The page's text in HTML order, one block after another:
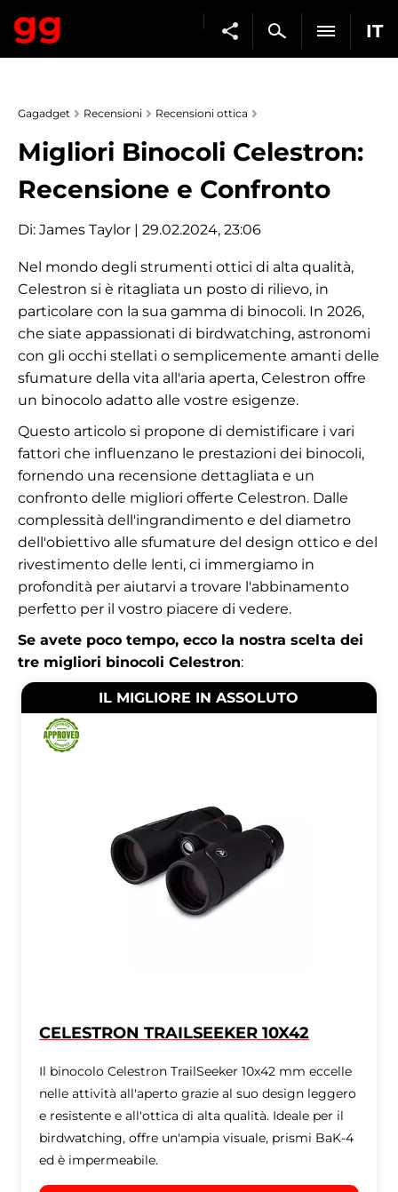
IT
Gagadget Recensioni Recensioni ottica
Migliori Binocoli Celestron:
Recensione e Confronto
Di: James Taylor | 29.02.2024, 23:06
Nel mondo degli strumenti ottici di alta qualità,
Celestron si è ritagliata un posto di rilievo, in
particolare con la sua gamma di binocoli. In 2026,
che siate appassionati di birdwatching, astronomi
con gli occhi stellati o semplicemente amanti delle
sfumature della vita all'aria aperta, Celestron offre
un binocolo adatto alle vostre esigenze.
Questo articolo si propone di demistificare i vari
fattori che influenzano le prestazioni dei binocoli,
fornendo una recensione dettagliata e un
confronto delle migliori offerte Celestron. Dalle
complessità dell'ingrandimento e del diametro
dell'obiettivo alle sfumature del design ottico e del
rivestimento delle lenti, ci immergiamo in
profondità per aiutarvi a trovare l'abbinamento
perfetto per il vostro piacere di vedere.
Se avete poco tempo, ecco la nostra scelta dei
tre migliori binocoli Celestron:
IL MIGLIORE IN ASSOLUTO
CELESTRON TRAILSEEKER 10X42
Il binocolo Celestron TrailSeeker 10x42 mm eccelle
nelle attività all'aperto grazie al suo design leggero
e resistente e all'ottica di alta qualità. Ideale per il
birdwatching, offre un'ampia visuale, prismi BaK-4
ed è impermeabile.